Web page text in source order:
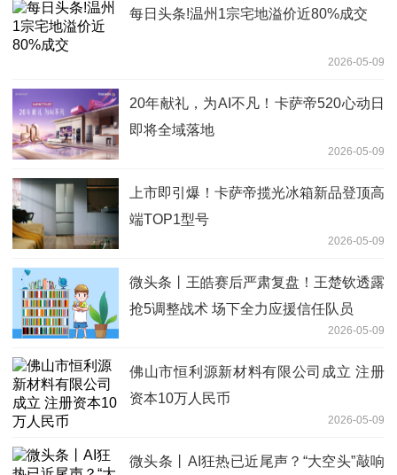
每日头条!温州1宗宅地溢价近80%成交
2026-05-09
20年献礼，为AI不凡！卡萨帝520心动日
即将全域落地
2026-05-09
上市即引爆！卡萨帝揽光冰箱新品登顶高
端TOP1型号
2026-05-09
微头条丨王皓赛后严肃复盘！王楚钦透露
抢5调整战术 场下全力应援信任队员
2026-05-09
佛山市恒利源新材料有限公司成立 注册
资本10万人民币
2026-05-09
微头条丨AI狂热已近尾声？“大空头”敲响